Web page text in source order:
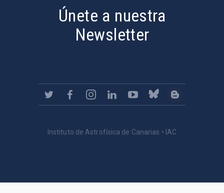
Únete a nuestra
Newsletter
Instituto de Astrofísica de Canarias • IAC